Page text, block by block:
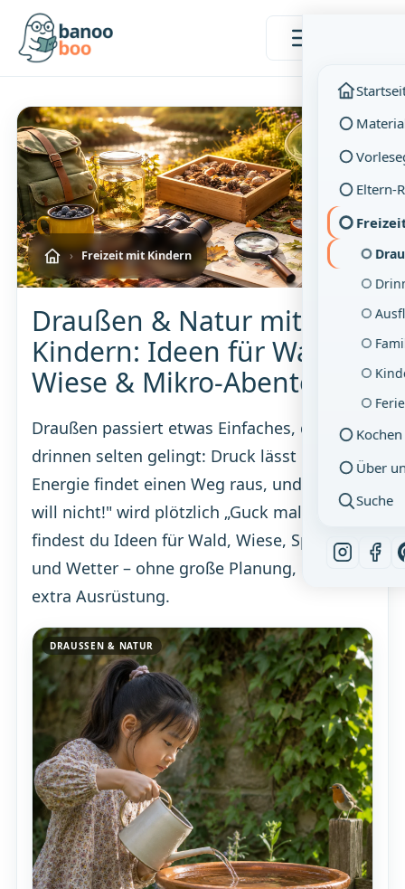
Eltern-
Über
Suche
› Freizeit mit Kindern
Draußen & Natur mit
Kindern: Ideen für Wald,
Wiese & Mikro-Abenteuer
Draußen passiert etwas Einfaches, das
drinnen selten gelingt: Druck lässt nach,
Energie findet einen Weg raus, und aus „Ich
will nicht!" wird plötzlich „Guck mal!". Hier
findest du Ideen für Wald, Wiese, Spielplatz
und Wetter – ohne große Planung, ohne
extra Ausrüstung.
DRAUSSEN & NATUR